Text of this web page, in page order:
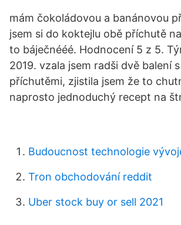
mám čokoládovou a banánovou
jsem si do koktejlu obě příchutě
to báječnééé. Hodnocení 5 z 5.
2019. vzala jsem radši dvě balení
příchutěmi, zjistila jsem že to
naprosto jednoduchý recept na
Budoucnost technologie
Tron obchodování reddit
Uber stock buy or sell 2021